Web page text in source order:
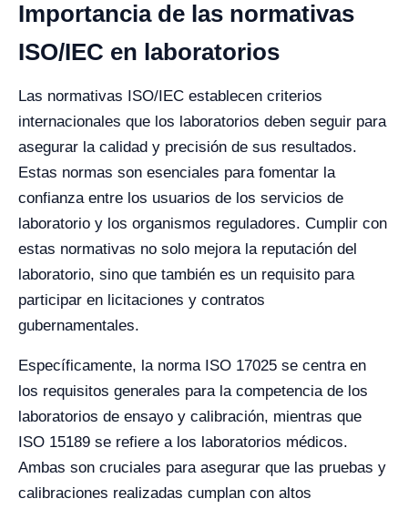
Importancia de las normativas
ISO/IEC en laboratorios
Las normativas ISO/IEC establecen criterios
internacionales que los laboratorios deben seguir para
asegurar la calidad y precisión de sus resultados.
Estas normas son esenciales para fomentar la
confianza entre los usuarios de los servicios de
laboratorio y los organismos reguladores. Cumplir con
estas normativas no solo mejora la reputación del
laboratorio, sino que también es un requisito para
participar en licitaciones y contratos
gubernamentales.
Específicamente, la norma ISO 17025 se centra en
los requisitos generales para la competencia de los
laboratorios de ensayo y calibración, mientras que
ISO 15189 se refiere a los laboratorios médicos.
Ambas son cruciales para asegurar que las pruebas y
calibraciones realizadas cumplan con altos